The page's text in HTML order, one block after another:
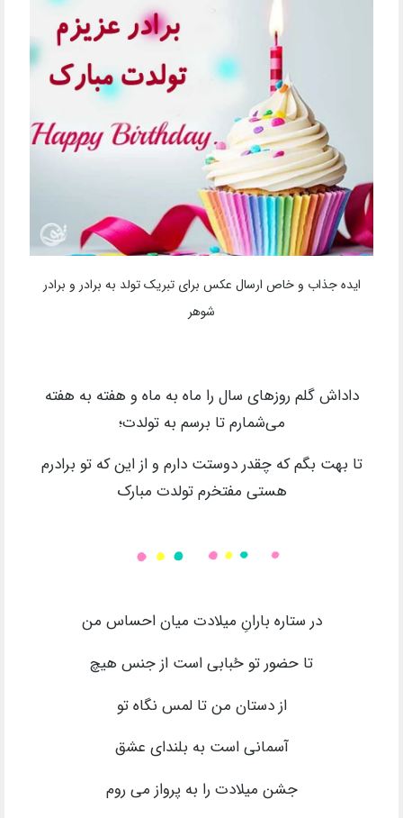
ایده جذاب و خاص ارسال عکس برای تبریک تولد به برادر و برادر
شوهر
داداش گلم روزهای سال را ماه به ماه و هفته به هفته
می‌شمارم تا برسم به تولدت؛
تا بهت بگم که چقدر دوستت دارم و از این که تو برادرم
هستی مفتخرم تولدت مبارک
در ستاره بارانِ میلادت میان احساس من
تا حضور تو حُبابی است از جنس هیچ
از دستان من تا لمس نگاه تو
آسمانی است به بلندای عشق
جشن میلادت را به پرواز می روم